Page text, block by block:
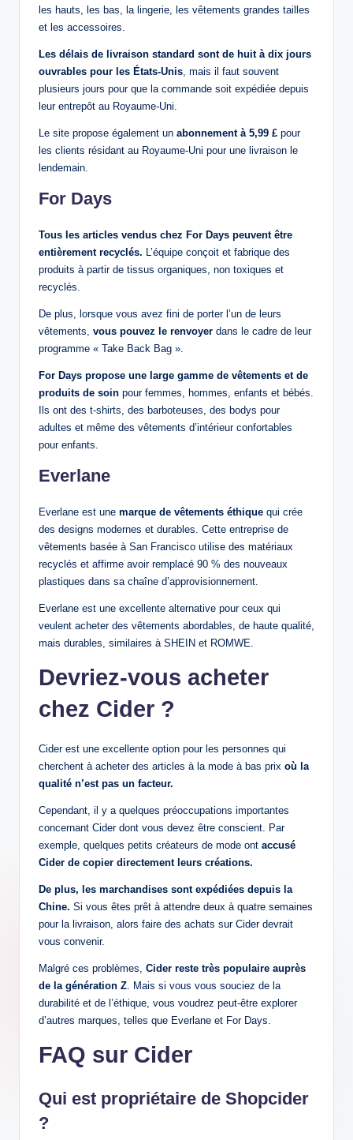
les hauts, les bas, la lingerie, les vêtements grandes tailles
et les accessoires.
Les délais de livraison standard sont de huit à dix jours
ouvrables pour les États-Unis, mais il faut souvent
plusieurs jours pour que la commande soit expédiée depuis
leur entrepôt au Royaume-Uni.
Le site propose également un abonnement à 5,99 £ pour
les clients résidant au Royaume-Uni pour une livraison le
lendemain.
For Days
Tous les articles vendus chez For Days peuvent être
entièrement recyclés. L’équipe conçoit et fabrique des
produits à partir de tissus organiques, non toxiques et
recyclés.
De plus, lorsque vous avez fini de porter l’un de leurs
vêtements, vous pouvez le renvoyer dans le cadre de leur
programme « Take Back Bag ».
For Days propose une large gamme de vêtements et de
produits de soin pour femmes, hommes, enfants et bébés.
Ils ont des t-shirts, des barboteuses, des bodys pour
adultes et même des vêtements d’intérieur confortables
pour enfants.
Everlane
Everlane est une marque de vêtements éthique qui crée
des designs modernes et durables. Cette entreprise de
vêtements basée à San Francisco utilise des matériaux
recyclés et affirme avoir remplacé 90 % des nouveaux
plastiques dans sa chaîne d’approvisionnement.
Everlane est une excellente alternative pour ceux qui
veulent acheter des vêtements abordables, de haute qualité,
mais durables, similaires à SHEIN et ROMWE.
Devriez-vous acheter
chez Cider ?
Cider est une excellente option pour les personnes qui
cherchent à acheter des articles à la mode à bas prix où la
qualité n’est pas un facteur.
Cependant, il y a quelques préoccupations importantes
concernant Cider dont vous devez être conscient. Par
exemple, quelques petits créateurs de mode ont accusé
Cider de copier directement leurs créations.
De plus, les marchandises sont expédiées depuis la
Chine. Si vous êtes prêt à attendre deux à quatre semaines
pour la livraison, alors faire des achats sur Cider devrait
vous convenir.
Malgré ces problèmes, Cider reste très populaire auprès
de la génération Z. Mais si vous vous souciez de la
durabilité et de l’éthique, vous voudrez peut-être explorer
d’autres marques, telles que Everlane et For Days.
FAQ sur Cider
Qui est propriétaire de Shopcider
?